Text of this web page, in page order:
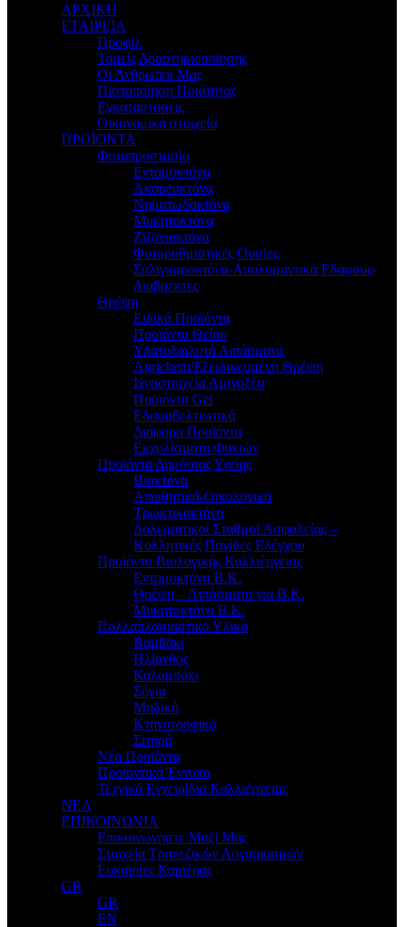
ΑΡΧΙΚΗ
ΕΤΑΙΡΕΙΑ
Προφίλ
Τομείς Δραστηριοποίησης
Οι Άνθρωποι Μας
Πιστοποίηση Ποιότητας
Εγκαταστάσεις
Οικονομικά στοιχεία
ΠΡΟΪΟΝΤΑ
Φυτοπροστασία
Εντομοκτόνα
Ακαρεοκτόνα
Νηματωδοκτόνα
Μυκητοκτόνα
Ζιζανιοκτόνα
Φυτορυθμιστικές Ουσίες
Σαλιγκαροκτόνα-Απολυμαντικά Εδάφους-
Διαβρέκτες
Θρέψη
Ειδικά Προϊόντα
Προϊόντα Θείου
Υδατοδιαλυτά Λιπάσματα
Agrichem/Εξειδικευμένη Θρέψη
Ιχνοστοιχεία Αμινοξέα
Προϊόντα Gel
Εδαφοβελτιωτικά
Διάφορα Προϊόντα
Εκχυλίσματα Φυκιών
Προϊόντα Δημόσιας Υγείας
Βιοκτόνα
Απωθητικά-Οικολογικά
Τρωκτικοκτόνα
Δολωματικοί Σταθμοί Ασφαλείας –
Κολλητικές Παγίδες Ελέγχου
Προϊόντα Βιολογικής Καλλιέργειας
Εντομοκτόνα Β.Κ.
Θρέψη – Λιπάσματα για Β.Κ.
Μυκητοκτόνα Β.Κ.
Πολλαπλασιαστικό Υλικό
Βαμβάκι
Ηλίανθος
Καλαμπόκι
Σόγια
Μηδική
Κτηνοτροφικά
Σιτηρά
Νέα Προϊόντα
Προϊοντικά Έντυπα
Τεχνικά Εγχειρίδια Καλλιέργειας
ΝΕΑ
ΕΠΙΚΟΙΝΩΝΙΑ
Επικοινωνήστε Μαζί Μας
Στοιχεία Τραπεζικών Λογαριασμών
Ευκαιρίες Καριέρας
GR
GR
EN